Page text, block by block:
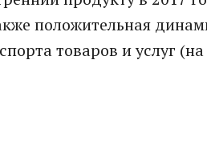
положительная
товаров и услуг